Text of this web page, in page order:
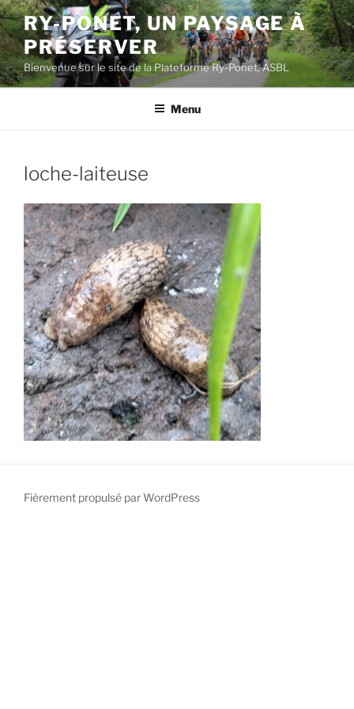
Aller
au
contenu
principal
RY-PONET, UN PAYSAGE À
PRÉSERVER
Bienvenue sur le site de la Plateforme Ry-Ponet, ASBL
Menu
loche-laiteuse
Fièrement propulsé par WordPress